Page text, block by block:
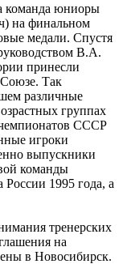
команда юниоры
на финальном
медали. Спустя
В.А.
принесли
Так
различные
группах
СССР
игроки
выпускники
команды
России 1995 года, а
тренерских
на
в Новосибирск.